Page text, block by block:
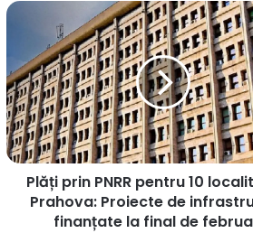
Plăți
pentru
10
localități
din
Prahova:
Proiecte
infrastructură
finanțate
Plăți prin PNRR pentru 10
Prahova: Proiecte de
finanțate la final de